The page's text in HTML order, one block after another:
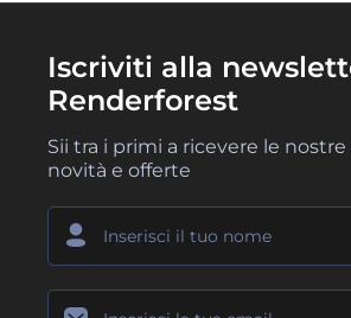
Iscriviti alla
Renderforest
Sii tra i primi a ricevere le
novità e offerte